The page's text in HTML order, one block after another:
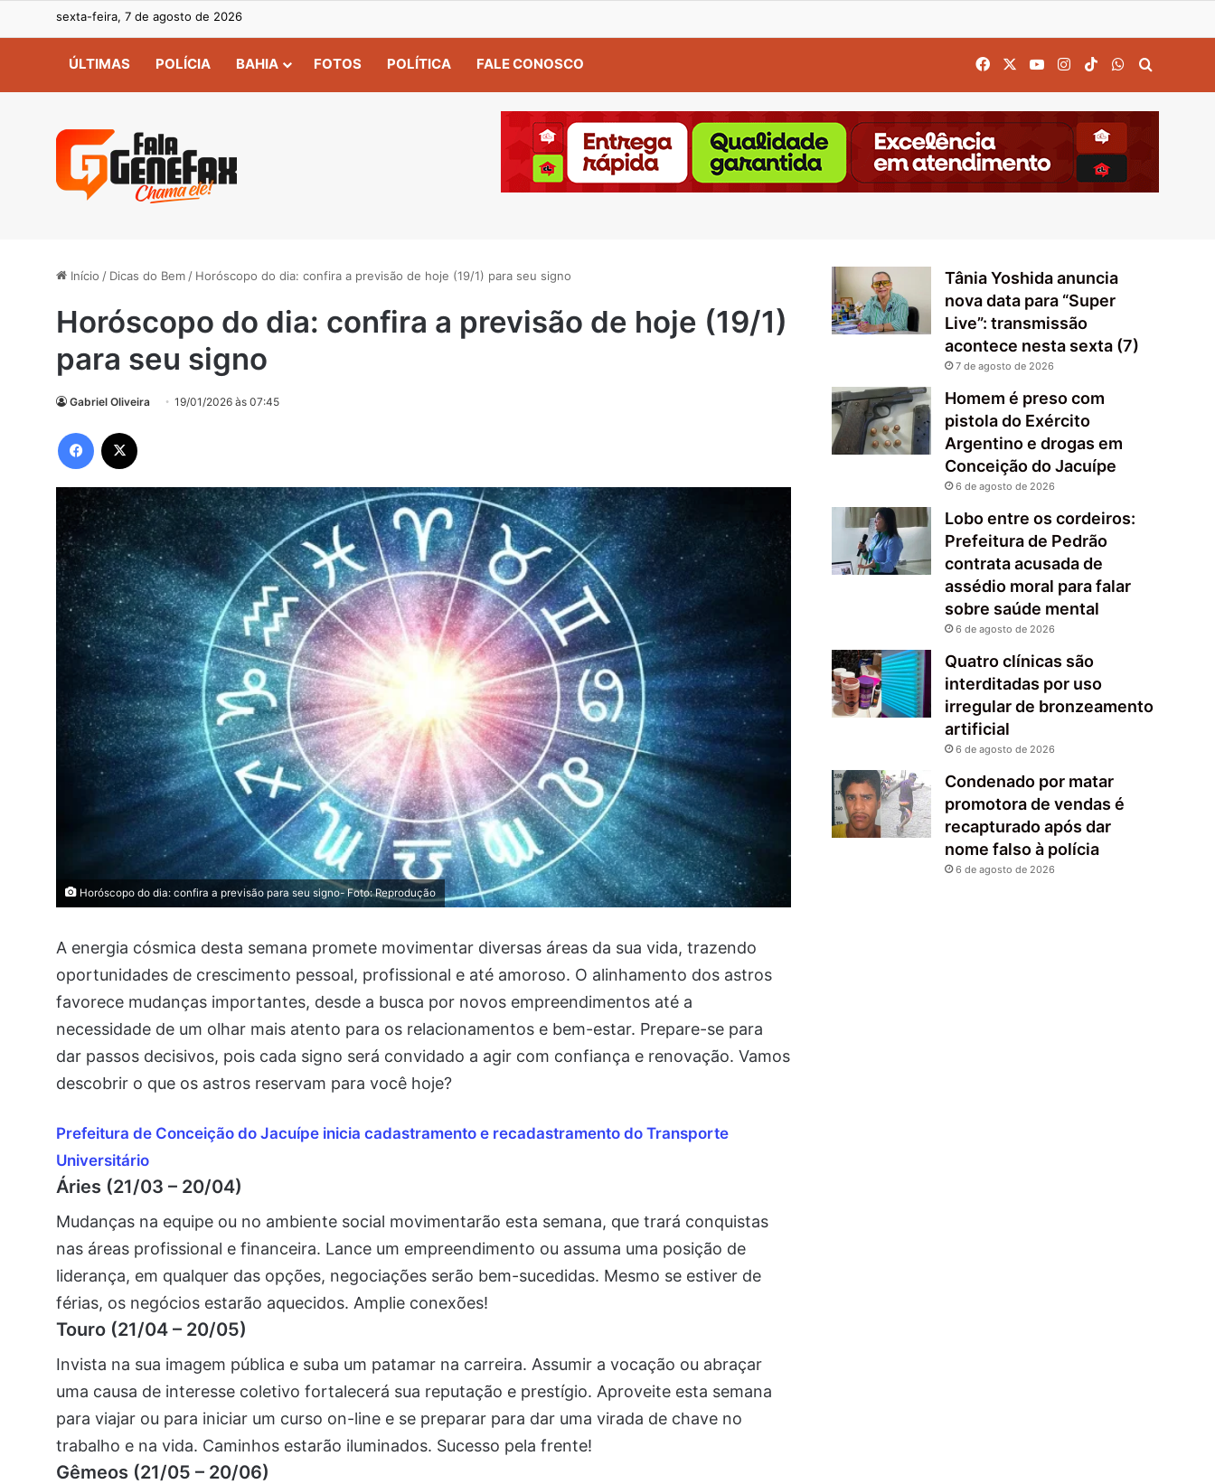
sexta-feira, 7 de agosto de 2026
ÚLTIMAS POLÍCIA BAHIA FOTOS POLÍTICA FALE CONOSCO FacebookYouTubeInstagram
TikTokWhatsApp
Início / Dicas do Bem / Horóscopo do dia: confira a previsão de hoje (19/1) para seu signo
Horóscopo do dia: confira a previsão de hoje (19/1)
para seu signo
Gabriel Oliveira 19/01/2026 às 07:45
Facebook
Horóscopo do dia: confira a previsão para seu signo- Foto: Reprodução
A energia cósmica desta semana promete movimentar diversas áreas da sua vida, trazendo
oportunidades de crescimento pessoal, profissional e até amoroso. O alinhamento dos astros
favorece mudanças importantes, desde a busca por novos empreendimentos até a
necessidade de um olhar mais atento para os relacionamentos e bem-estar. Prepare-se para
dar passos decisivos, pois cada signo será convidado a agir com confiança e renovação. Vamos
descobrir o que os astros reservam para você hoje?
Prefeitura de Conceição do Jacuípe inicia cadastramento e recadastramento do Transporte
Universitário
Áries (21/03 – 20/04)
Mudanças na equipe ou no ambiente social movimentarão esta semana, que trará conquistas
nas áreas profissional e financeira. Lance um empreendimento ou assuma uma posição de
liderança, em qualquer das opções, negociações serão bem-sucedidas. Mesmo se estiver de
férias, os negócios estarão aquecidos. Amplie conexões!
Touro (21/04 – 20/05)
Invista na sua imagem pública e suba um patamar na carreira. Assumir a vocação ou abraçar
uma causa de interesse coletivo fortalecerá sua reputação e prestígio. Aproveite esta semana
para viajar ou para iniciar um curso on-line e se preparar para dar uma virada de chave no
trabalho e na vida. Caminhos estarão iluminados. Sucesso pela frente!
Gêmeos (21/05 – 20/06)
Tânia Yoshida anuncia
nova data para “Super
Live”: transmissão
acontece nesta sexta (7)
7 de agosto de 2026
Homem é preso com
pistola do Exército
Argentino e drogas em
Conceição do Jacuípe
6 de agosto de 2026
Lobo entre os cordeiros:
Prefeitura de Pedrão
contrata acusada de
assédio moral para falar
sobre saúde mental
6 de agosto de 2026
Quatro clínicas são
interditadas por uso
irregular de bronzeamento
artificial
6 de agosto de 2026
Condenado por matar
promotora de vendas é
recapturado após dar
nome falso à polícia
6 de agosto de 2026